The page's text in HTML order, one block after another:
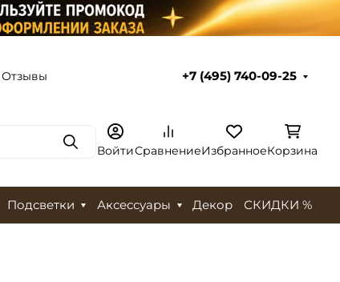
Отзывы +7 (495) 740-09-25
ПоискВойтиСравнениеИзбранноеКорзина
Подсветки Аксессуары Декор СКИДКИ %